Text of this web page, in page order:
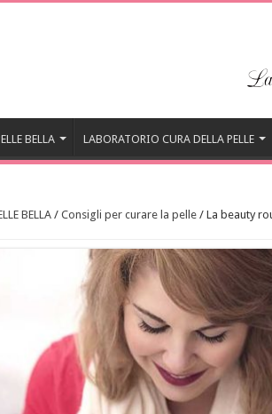
BELLA LABORATORIO CURA DELLA PELLE
BELLA/ Consigli per curare la pelle / La beauty